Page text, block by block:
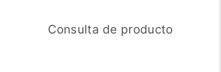
Consulta de producto